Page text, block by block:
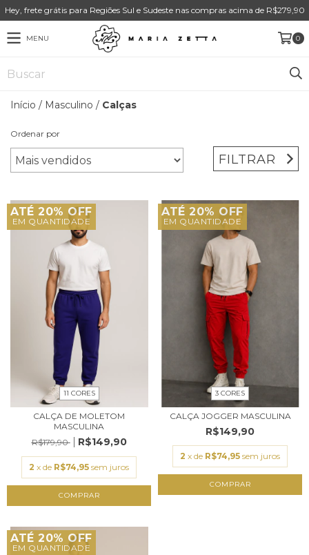
Hey, frete grátis para Regiões Sul e Sudeste nas compras acima de R$279,90
MENU 0
Início / Masculino / Calças
Ordenar por
FILTRAR
ATÉ 20% OFF
EM QUANTIDADE
11 CORES
CALÇA DE MOLETOM
MASCULINA
R$179,90
R$149,90
2 x de R$74,95 sem juros
COMPRAR
ATÉ 20% OFF
EM QUANTIDADE
3 CORES
CALÇA JOGGER MASCULINA
R$149,90
2 x de R$74,95 sem juros
COMPRAR
ATÉ 20% OFF
EM QUANTIDADE